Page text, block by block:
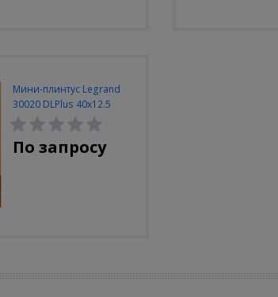
Мини-плинтус Legrand
30020 DLPlus 40x12.5
белый 2 отделения
По запросу